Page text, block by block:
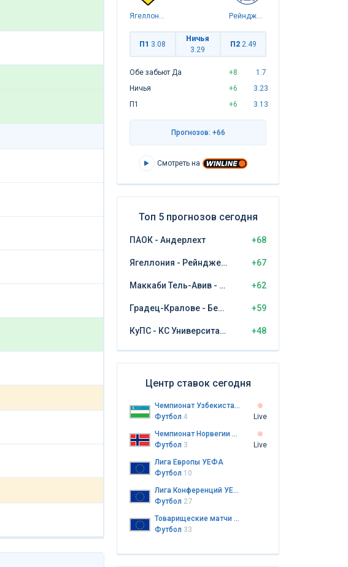
Ягеллония Рейнджерс
П1 3.08
Ничья
3.29
П2 2.49
Обе забьют Да +8
1.7
Ничья
+6
3.23
П1
+6 3.13
Прогнозов: +66
Смотреть на
Топ 5 прогнозов сегодня
ПАОК - Андерлехт +68
Ягеллония - Рейнджерс +67
Маккаби Тель-Авив - ЦСКА София +62
Градец-Кралове - Бешикташ +59
КуПС - КС Университатя Крайова +48
Центр ставок сегодня
Чемпионат Узбекистана. ПФЛ
Футбол 4
Live
Чемпионат Норвегии до 19 лет
Футбол 3
Live
Лига Европы УЕФА
Футбол 10
Лига Конференций УЕФА
Футбол 27
Товарищеские матчи клубов
Футбол 33